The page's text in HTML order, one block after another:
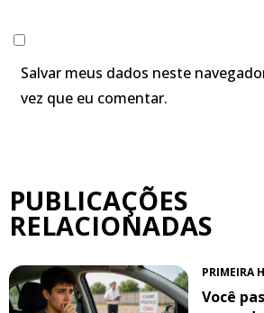
Salvar meus dados neste
vez que eu comentar.
PUBLICAÇÕES
RELACIONADAS
PRIMEIRA
Você